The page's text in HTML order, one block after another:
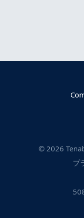
© 2026
プ